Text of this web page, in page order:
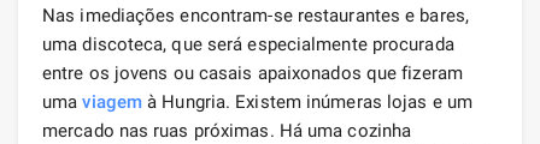
Nas imediações encontram-se restaurantes e bares,
uma discoteca, que será especialmente procurada
entre os jovens ou casais apaixonados que fizeram
umaviagem à Hungria. Existem inúmeras lojas e um
mercado nas ruas próximas. Há uma cozinha